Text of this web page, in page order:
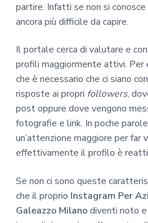
partire. Infatti se non si
ancora più difficile da capire.
Il portale cerca di valutare e
profili maggiormente attivi. Per
che è necessario che ci siano
risposte ai propri followers,
post oppure dove vengono
fotografie e link. In poche
un’attenzione maggiore per far
effettivamente il profilo è
Se non ci sono queste
che il proprio Instagram Per
Galeazzo Milanodiventi noto e